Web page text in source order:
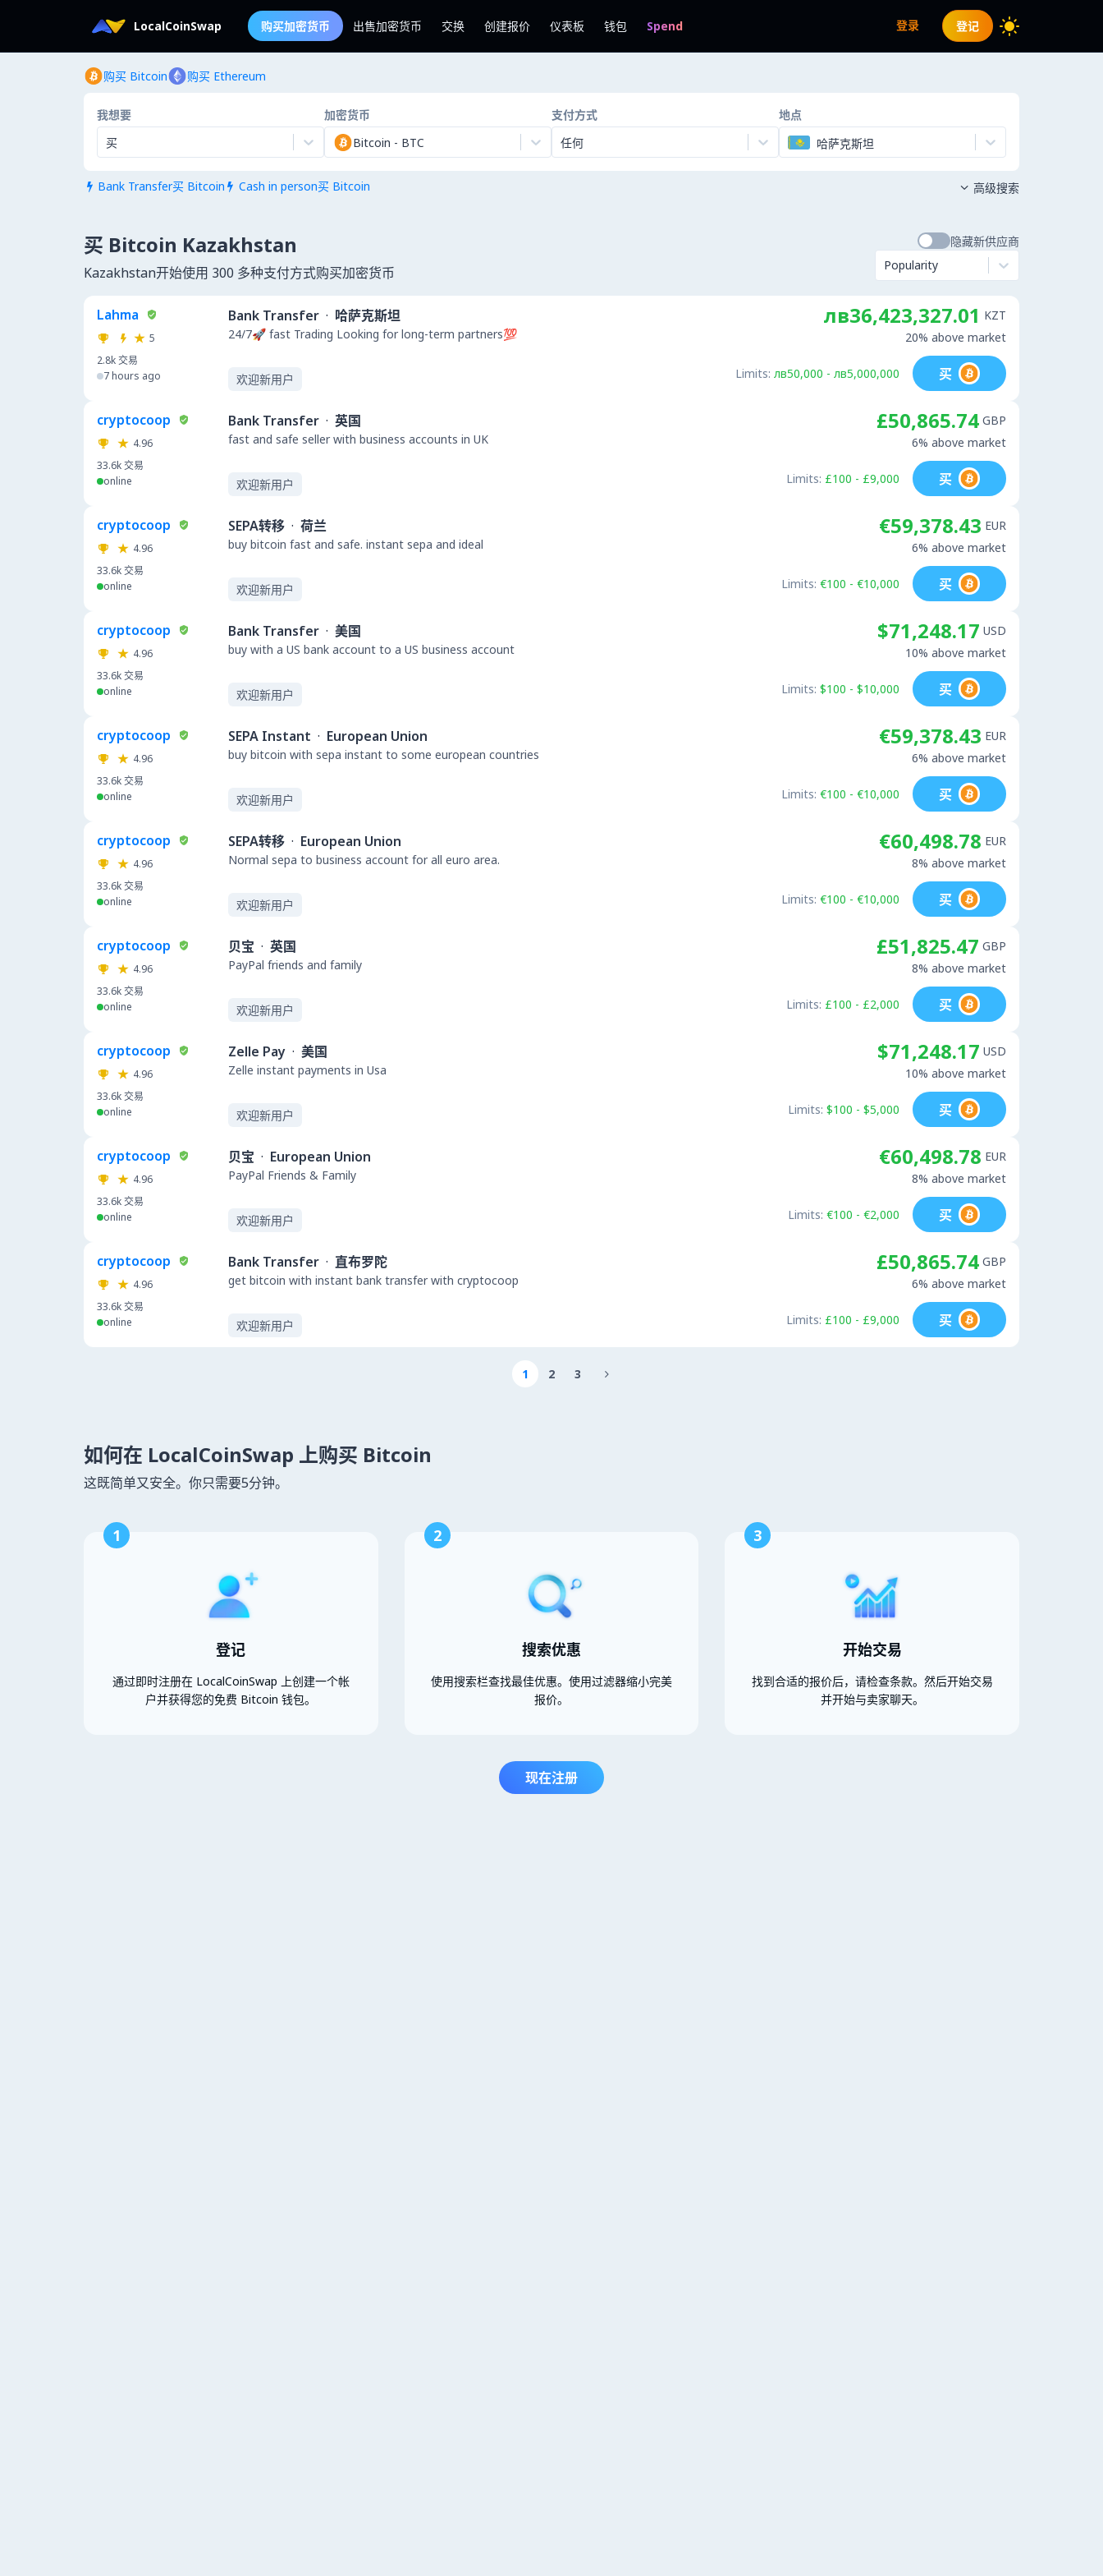
LocalCoinSwap 购买加密货币 出售加密货币 交换 创建报价 仪表板 钱包 Spend 登录 登记
购买 Bitcoin 购买 Ethereum
我想要
买
加密货币
Bitcoin - BTC
支付方式
任何
地点
哈萨克斯坦
 Bank Transfer买 Bitcoin  Cash in person买 Bitcoin  高级搜索
买 Bitcoin Kazakhstan
Kazakhstan开始使用 300 多种支付方式购买加密货币
隐藏新供应商
Popularity
Lahma
5
2.8k交易
7 hours ago
Bank Transfer · 哈萨克斯坦
24/7🚀 fast Trading Looking for long-term partners💯
欢迎新用户
лв36,423,327.01 KZT
20% above market
Limits: лв50,000 - лв5,000,000 买
cryptocoop
4.96
33.6k交易
online
Bank Transfer · 英国
fast and safe seller with business accounts in UK
欢迎新用户
£50,865.74 GBP
6% above market
Limits: £100 - £9,000 买
cryptocoop
4.96
33.6k交易
online
SEPA转移 · 荷兰
buy bitcoin fast and safe. instant sepa and ideal
欢迎新用户
€59,378.43 EUR
6% above market
Limits: €100 - €10,000 买
cryptocoop
4.96
33.6k交易
online
Bank Transfer · 美国
buy with a US bank account to a US business account
欢迎新用户
$71,248.17 USD
10% above market
Limits: $100 - $10,000 买
cryptocoop
4.96
33.6k交易
online
SEPA Instant · European Union
buy bitcoin with sepa instant to some european countries
欢迎新用户
€59,378.43 EUR
6% above market
Limits: €100 - €10,000 买
cryptocoop
4.96
33.6k交易
online
SEPA转移 · European Union
Normal sepa to business account for all euro area.
欢迎新用户
€60,498.78 EUR
8% above market
Limits: €100 - €10,000 买
cryptocoop
4.96
33.6k交易
online
贝宝 · 英国
PayPal friends and family
欢迎新用户
£51,825.47 GBP
8% above market
Limits: £100 - £2,000 买
cryptocoop
4.96
33.6k交易
online
Zelle Pay · 美国
Zelle instant payments in Usa
欢迎新用户
$71,248.17 USD
10% above market
Limits: $100 - $5,000 买
cryptocoop
4.96
33.6k交易
online
贝宝 · European Union
PayPal Friends & Family
欢迎新用户
€60,498.78 EUR
8% above market
Limits: €100 - €2,000 买
cryptocoop
4.96
33.6k交易
online
Bank Transfer · 直布罗陀
get bitcoin with instant bank transfer with cryptocoop
欢迎新用户
£50,865.74 GBP
6% above market
Limits: £100 - £9,000 买
1 2 3 
如何在 LocalCoinSwap 上购买 Bitcoin
这既简单又安全。你只需要5分钟。
1
登记
通过即时注册在 LocalCoinSwap 上创建一个帐
户并获得您的免费 Bitcoin 钱包。
2
搜索优惠
使用搜索栏查找最佳优惠。使用过滤器缩小完美
报价。
3
开始交易
找到合适的报价后，请检查条款。然后开始交易
并开始与卖家聊天。
现在注册